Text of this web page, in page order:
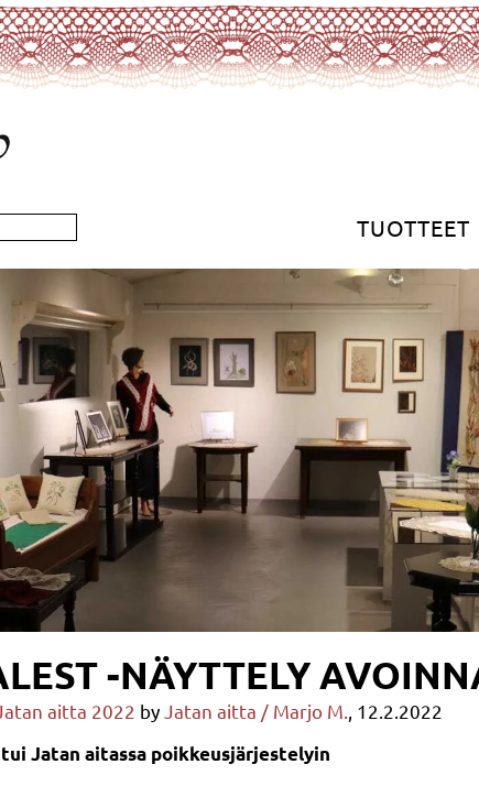
TUOTTEET
-NÄYTTELY
Jatan aitta 2022 by Jatan aitta / Marjo M.
, 12.2.2022
Jatan aitassa poikkeusjärjestelyin